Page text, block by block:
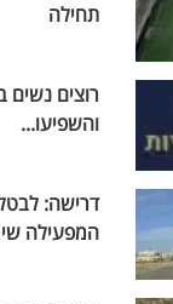
תחילה
רוצים נשים
והשפיעו...
דרישה:
המפעילה